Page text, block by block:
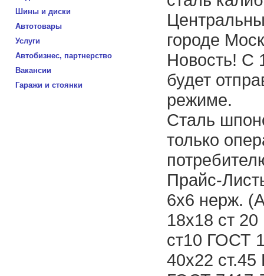
Шины и диски
Автотовары
Услуги
Автобизнес, партнерство
Вакансии
Гаражи и стоянки
городе
Новость! С
будет
режиме.
Сталь
только
Прайс-
6х6 нерж.
18х18 ст
ст10 ГОСТ
40х22